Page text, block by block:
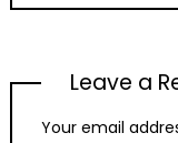
Leave a
Your email